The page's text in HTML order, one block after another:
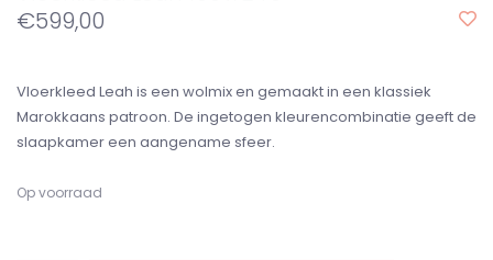
€599,00
Vloerkleed Leah is een wolmix en gemaakt in een klassiek
Marokkaans patroon. De ingetogen kleurencombinatie geeft de
slaapkamer een aangename sfeer.
Op voorraad